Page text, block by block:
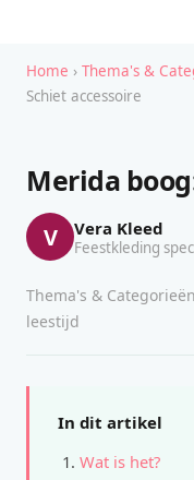
Home › Thema's &
Schiet accessoire
Merida
V Vera Kleed
Feestkleding
Thema's &
leestijd
In dit artikel
Wat is het?